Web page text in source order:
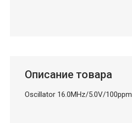
Описание товара
Oscillator 16.0MHz/5.0V/100ppm